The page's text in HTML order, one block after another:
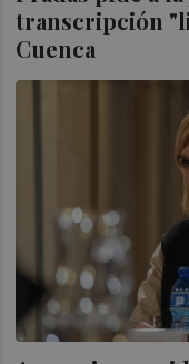
transcripción
Cuenca